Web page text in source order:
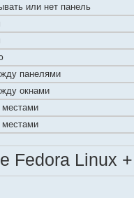
или нет панель
панелями
окнами
местами
местами
Fedora Linux